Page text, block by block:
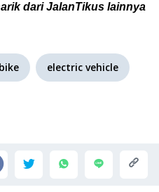
dari JalanTikus lainnya
electric vehicle